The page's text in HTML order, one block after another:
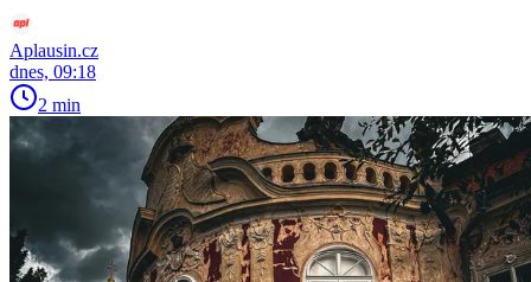
Aplausin.cz
dnes, 09:18
2 min